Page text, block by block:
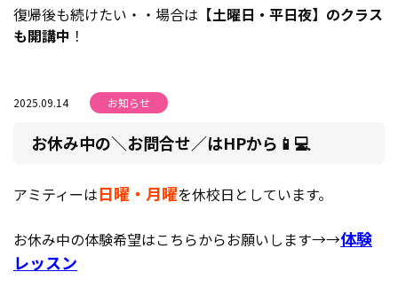
復帰後も続けたい・・場合は 【土曜日・平日夜】のクラス
も開講中 ！
2025.09.14 お知らせ
お休み中の＼お問合せ／はHPから📱💻
アミティーは日曜・月曜を休校日としています。
お休み中の体験希望はこちらからお願いします→→体験
レッスン